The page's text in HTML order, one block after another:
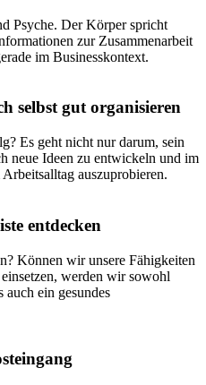
Psyche. Der Körper spricht
zur Zusammenarbeit
im Businesskontext.
selbst gut organisieren
Es geht nicht nur darum, sein
neue Ideen zu entwickeln und im
auszuprobieren.
entdecken
Können wir unsere Fähigkeiten
werden wir sowohl
auch ein gesundes